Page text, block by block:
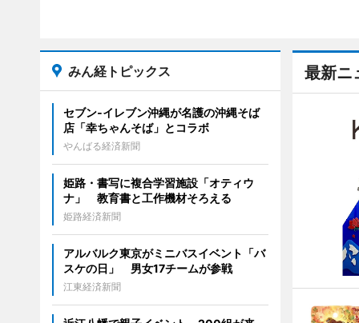
最新ニ
みん経トピックス
セブン‐イレブン沖縄が名護の沖縄そば
店「幸ちゃんそば」とコラボ
やんばる経済新聞
姫路・書写に複合学習施設「オティウ
ナ」 教育書と工作機材そろえる
姫路経済新聞
アルバルク東京がミニバスイベント「バ
スケの日」 男女17チームが参戦
江東経済新聞